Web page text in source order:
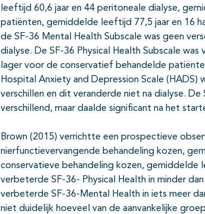
leeftijd 60,6 jaar en 44 peritoneale dialyse,
patiënten, gemiddelde leeftijd 77,5 jaar en 16
de SF-36 Mental Health Subscale was geen
dialyse. De SF-36 Physical Health Subscale
lager voor de conservatief behandelde
Hospital Anxiety and Depression Scale (HADS)
verschillen en dit veranderde niet na dialyse.
verschillend, maar daalde significant na het
Brown (2015) verrichtte een prospectieve
nierfunctievervangende behandeling kozen,
conservatieve behandeling kozen, gemiddelde
verbeterde SF-36- Physical Health in minder
verbeterde SF-36-Mental Health in iets meer
niet duidelijk hoeveel van de aanvankelijke